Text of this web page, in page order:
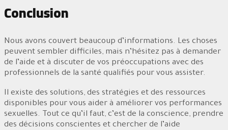
Conclusion
Nous avons couvert beaucoup d’informations. Les choses
peuvent sembler difficiles, mais n’hésitez pas à demander
de l’aide et à discuter de vos préoccupations avec des
professionnels de la santé qualifiés pour vous assister.
Il existe des solutions, des stratégies et des ressources
disponibles pour vous aider à améliorer vos performances
sexuelles. Tout ce qu’il faut, c’est de la conscience, prendre
des décisions conscientes et chercher de l’aide